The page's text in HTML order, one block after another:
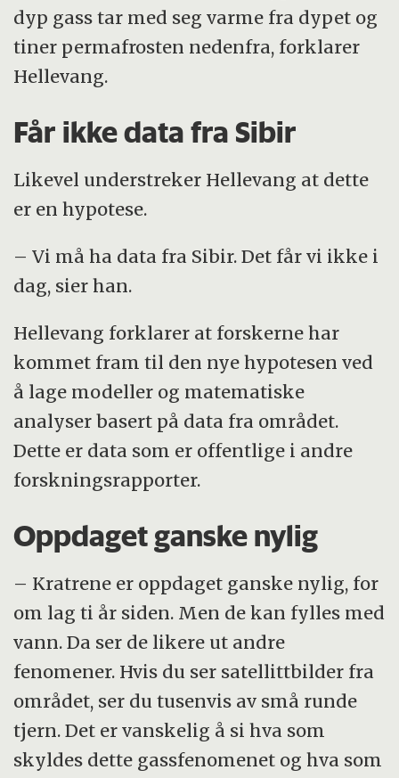
dyp gass tar med seg varme fra dypet og
tiner permafrosten nedenfra, forklarer
Hellevang.
Får ikke data fra Sibir
Likevel understreker Hellevang at dette
er en hypotese.
– Vi må ha data fra Sibir. Det får vi ikke i
dag, sier han.
Hellevang forklarer at forskerne har
kommet fram til den nye hypotesen ved
å lage modeller og matematiske
analyser basert på data fra området.
Dette er data som er offentlige i andre
forskningsrapporter.
Oppdaget ganske nylig
– Kratrene er oppdaget ganske nylig, for
om lag ti år siden. Men de kan fylles med
vann. Da ser de likere ut andre
fenomener. Hvis du ser satellittbilder fra
området, ser du tusenvis av små runde
tjern. Det er vanskelig å si hva som
skyldes dette gassfenomenet og hva som